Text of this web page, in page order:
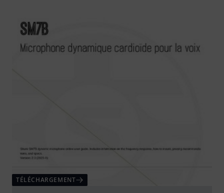
TÉLÉCHARGEMENT